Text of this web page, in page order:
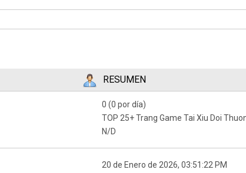
RESUMEN
0 (0 por día)
TOP 25+ Trang Game Tai Xiu Doi
N/D
20 de Enero de 2026, 03:51:22 PM